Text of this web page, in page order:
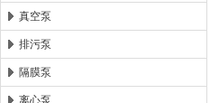
真空泵
排污泵
隔膜泵
离心泵